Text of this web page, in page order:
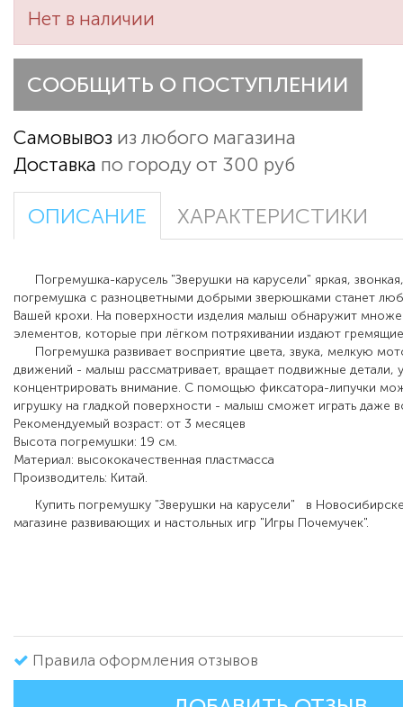
Нет в наличии
СООБЩИТЬ О ПОСТУПЛЕНИИ
Самовывоз из любого магазина
Доставка по городу от 300 руб
ОПИСАНИЕ ХАРАКТЕРИСТИКИ
Погремушка-карусель "Зверушки на карусели" яркая,
погремушка с разноцветными добрыми зверюшками станет
Вашей крохи. На поверхности изделия малыш обнаружит
элементов, которые при лёгком потряхивании издают гремящие
Погремушка развивает восприятие цвета, звука, мелкую
движений - малыш рассматривает, вращает подвижные детали,
концентрировать внимание. С помощью фиксатора-липучки
игрушку на гладкой поверхности - малыш сможет играть даже
Рекомендуемый возраст: от 3 месяцев
Высота погремушки: 19 см.
Материал: высококачественная пластмасса
Производитель: Китай.
Купить погремушку "Зверушки на карусели"
в
магазине развивающих и настольных игр "Игры Почемучек".
Правила оформления отзывов